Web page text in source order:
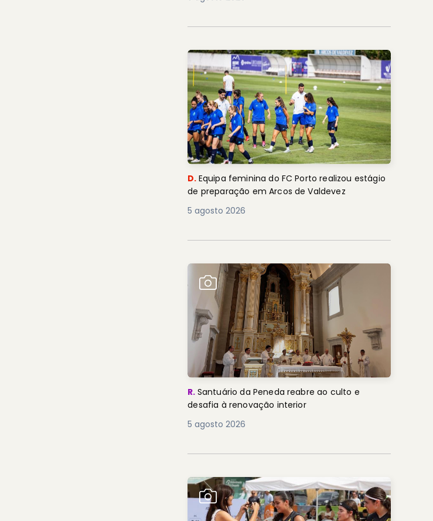
D. Equipa feminina do FC Porto realizou estágio
de preparação em Arcos de Valdevez
5 agosto 2026
R. Santuário da Peneda reabre ao culto e
desafia à renovação interior
5 agosto 2026